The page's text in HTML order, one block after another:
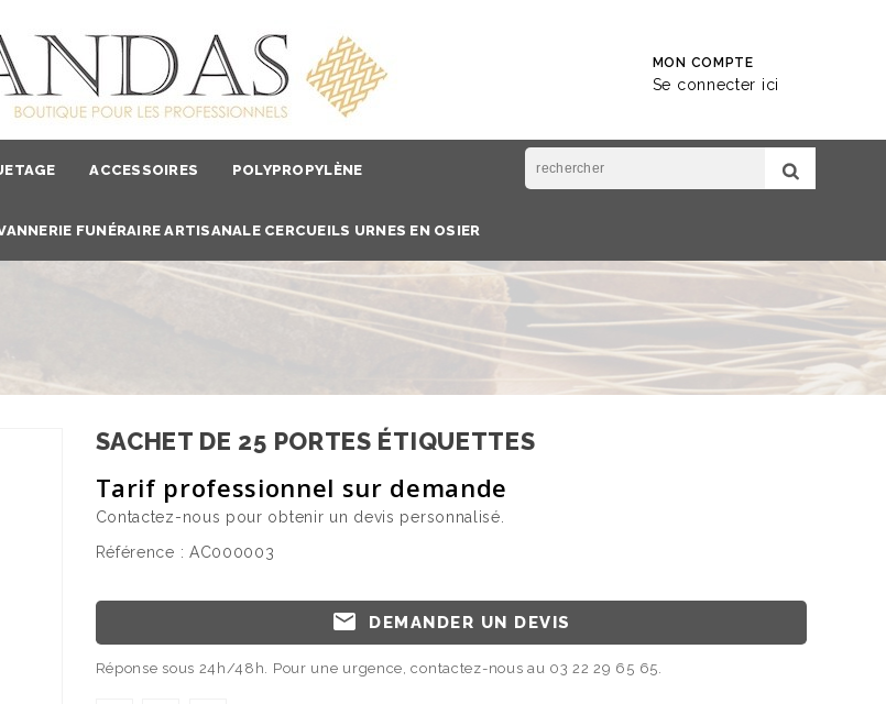
MON COMPTE
Se connecter ici
ACCESSOIRES POLYPROPYLÈNE
FUNÉRAIRE ARTISANALE CERCUEILS URNES EN OSIER
SACHET DE 25 PORTES ÉTIQUETTES
Tarif professionnel sur demande
Contactez-nous pour obtenir un devis personnalisé.
Référence : AC000003
email DEMANDER UN DEVIS
Réponse sous 24h/48h. Pour une urgence, contactez-nous au 03 22 29 65 65.